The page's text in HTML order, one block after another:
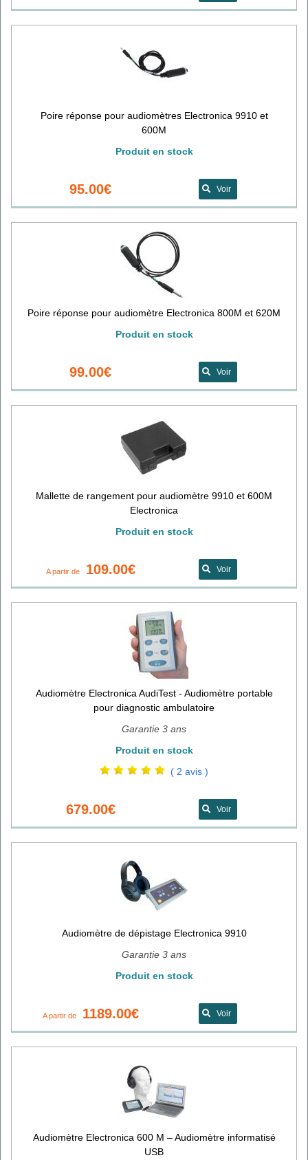
Poire réponse pour audiomètres Electronica 9910 et
600M
Produit en stock
95.00€ Voir
Poire réponse pour audiomètre Electronica 800M et 620M
Produit en stock
99.00€ Voir
Mallette de rangement pour audiomètre 9910 et 600M
Electronica
Produit en stock
A partir de 109.00€ Voir
Audiomètre Electronica AudiTest - Audiomètre portable
pour diagnostic ambulatoire
Garantie 3 ans
Produit en stock
( 2 avis )
679.00€ Voir
Audiomètre de dépistage Electronica 9910
Garantie 3 ans
Produit en stock
A partir de 1189.00€ Voir
Audiomètre Electronica 600 M – Audiomètre informatisé
USB